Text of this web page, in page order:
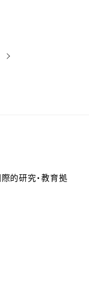
›次へ
的研究・教育拠